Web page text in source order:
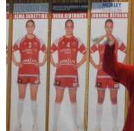
IDROTTSFÖRSÄKRINGAR